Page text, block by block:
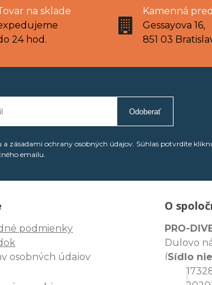
na sklade
24 hod.
Kamenná
Gessayova 16,
851 03
Odoberať
zásadami ochrany osobných údajov. Súhlas potvrdíte
emailu.
podmienky
osobných údajov
od zmluvy
O
PRO-
Dulovo
(Sídlo nie
IČO: